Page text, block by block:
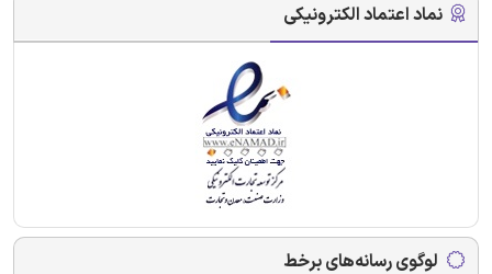
نماد اعتماد الکترونیکی
لوگوی رسانه‌های برخط